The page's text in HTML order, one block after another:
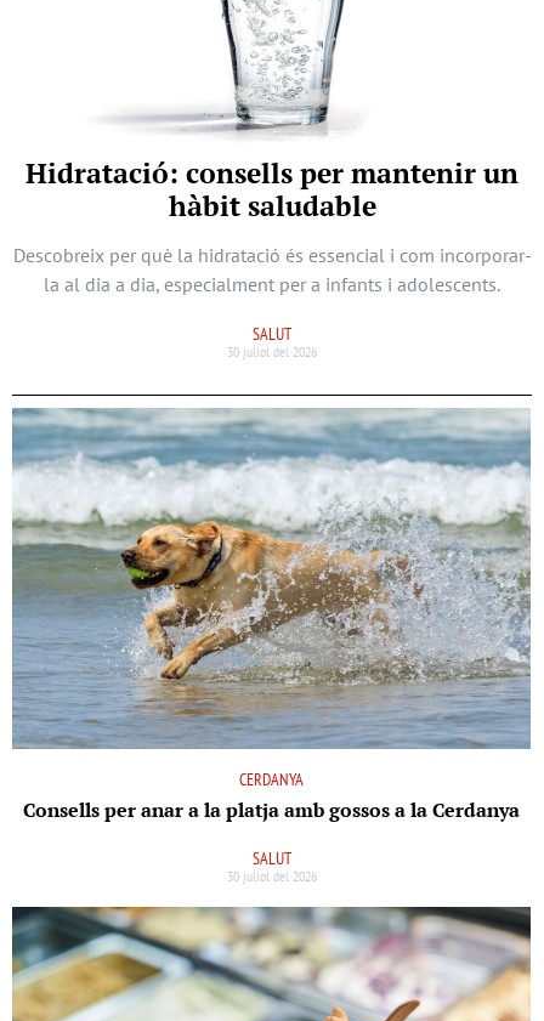
Hidratació: consells per mantenir un
hàbit saludable
Descobreix per què la hidratació és essencial i com incorporar-
la al dia a dia, especialment per a infants i adolescents.
SALUT
30 juliol del 2026
CERDANYA
Consells per anar a la platja amb gossos a la Cerdanya
SALUT
30 juliol del 2026